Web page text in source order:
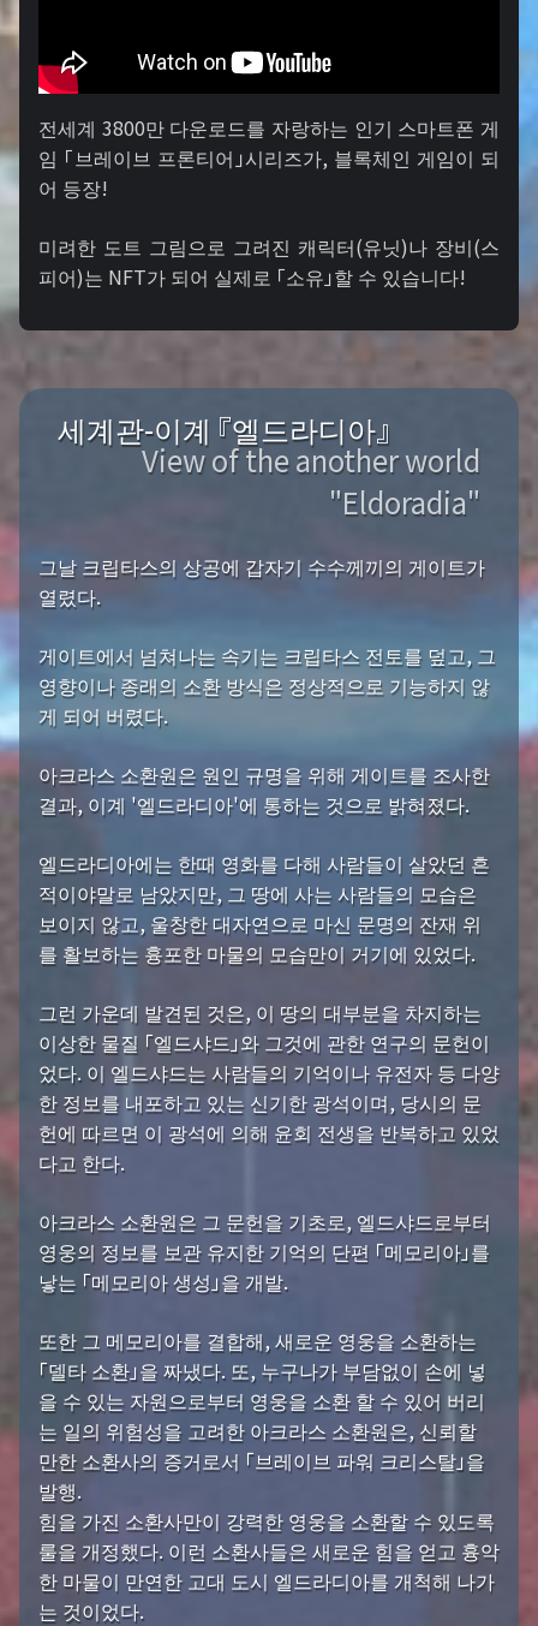
전세계 3800만 다운로드를 자랑하는 인기 스마트폰 게
임 「브레이브 프론티어」시리즈가, 블록체인 게임이 되
어 등장!
미려한 도트 그림으로 그려진 캐릭터(유닛)나 장비(스
피어)는 NFT가 되어 실제로 「소유」할 수 있습니다!
세계관-이계 『엘드라디아』
View of the another world
"Eldoradia"
그날 크립타스의 상공에 갑자기 수수께끼의 게이트가
열렸다.
게이트에서 넘쳐나는 속기는 크립타스 전토를 덮고, 그
영향이나 종래의 소환 방식은 정상적으로 기능하지 않
게 되어 버렸다.
아크라스 소환원은 원인 규명을 위해 게이트를 조사한
결과, 이계 '엘드라디아'에 통하는 것으로 밝혀졌다.
엘드라디아에는 한때 영화를 다해 사람들이 살았던 흔
적이야말로 남았지만, 그 땅에 사는 사람들의 모습은
보이지 않고, 울창한 대자연으로 마신 문명의 잔재 위
를 활보하는 흉포한 마물의 모습만이 거기에 있었다.
그런 가운데 발견된 것은, 이 땅의 대부분을 차지하는
이상한 물질 「엘드샤드」와 그것에 관한 연구의 문헌이
었다. 이 엘드샤드는 사람들의 기억이나 유전자 등 다양
한 정보를 내포하고 있는 신기한 광석이며, 당시의 문
헌에 따르면 이 광석에 의해 윤회 전생을 반복하고 있었
다고 한다.
아크라스 소환원은 그 문헌을 기초로, 엘드샤드로부터
영웅의 정보를 보관 유지한 기억의 단편 「메모리아」를
낳는 「메모리아 생성」을 개발.
또한 그 메모리아를 결합해, 새로운 영웅을 소환하는
「델타 소환」을 짜냈다. 또, 누구나가 부담없이 손에 넣
을 수 있는 자원으로부터 영웅을 소환 할 수 있어 버리
는 일의 위험성을 고려한 아크라스 소환원은, 신뢰할
만한 소환사의 증거로서 「브레이브 파워 크리스탈」을
발행.
힘을 가진 소환사만이 강력한 영웅을 소환할 수 있도록
룰을 개정했다. 이런 소환사들은 새로운 힘을 얻고 흉악
한 마물이 만연한 고대 도시 엘드라디아를 개척해 나가
는 것이었다.